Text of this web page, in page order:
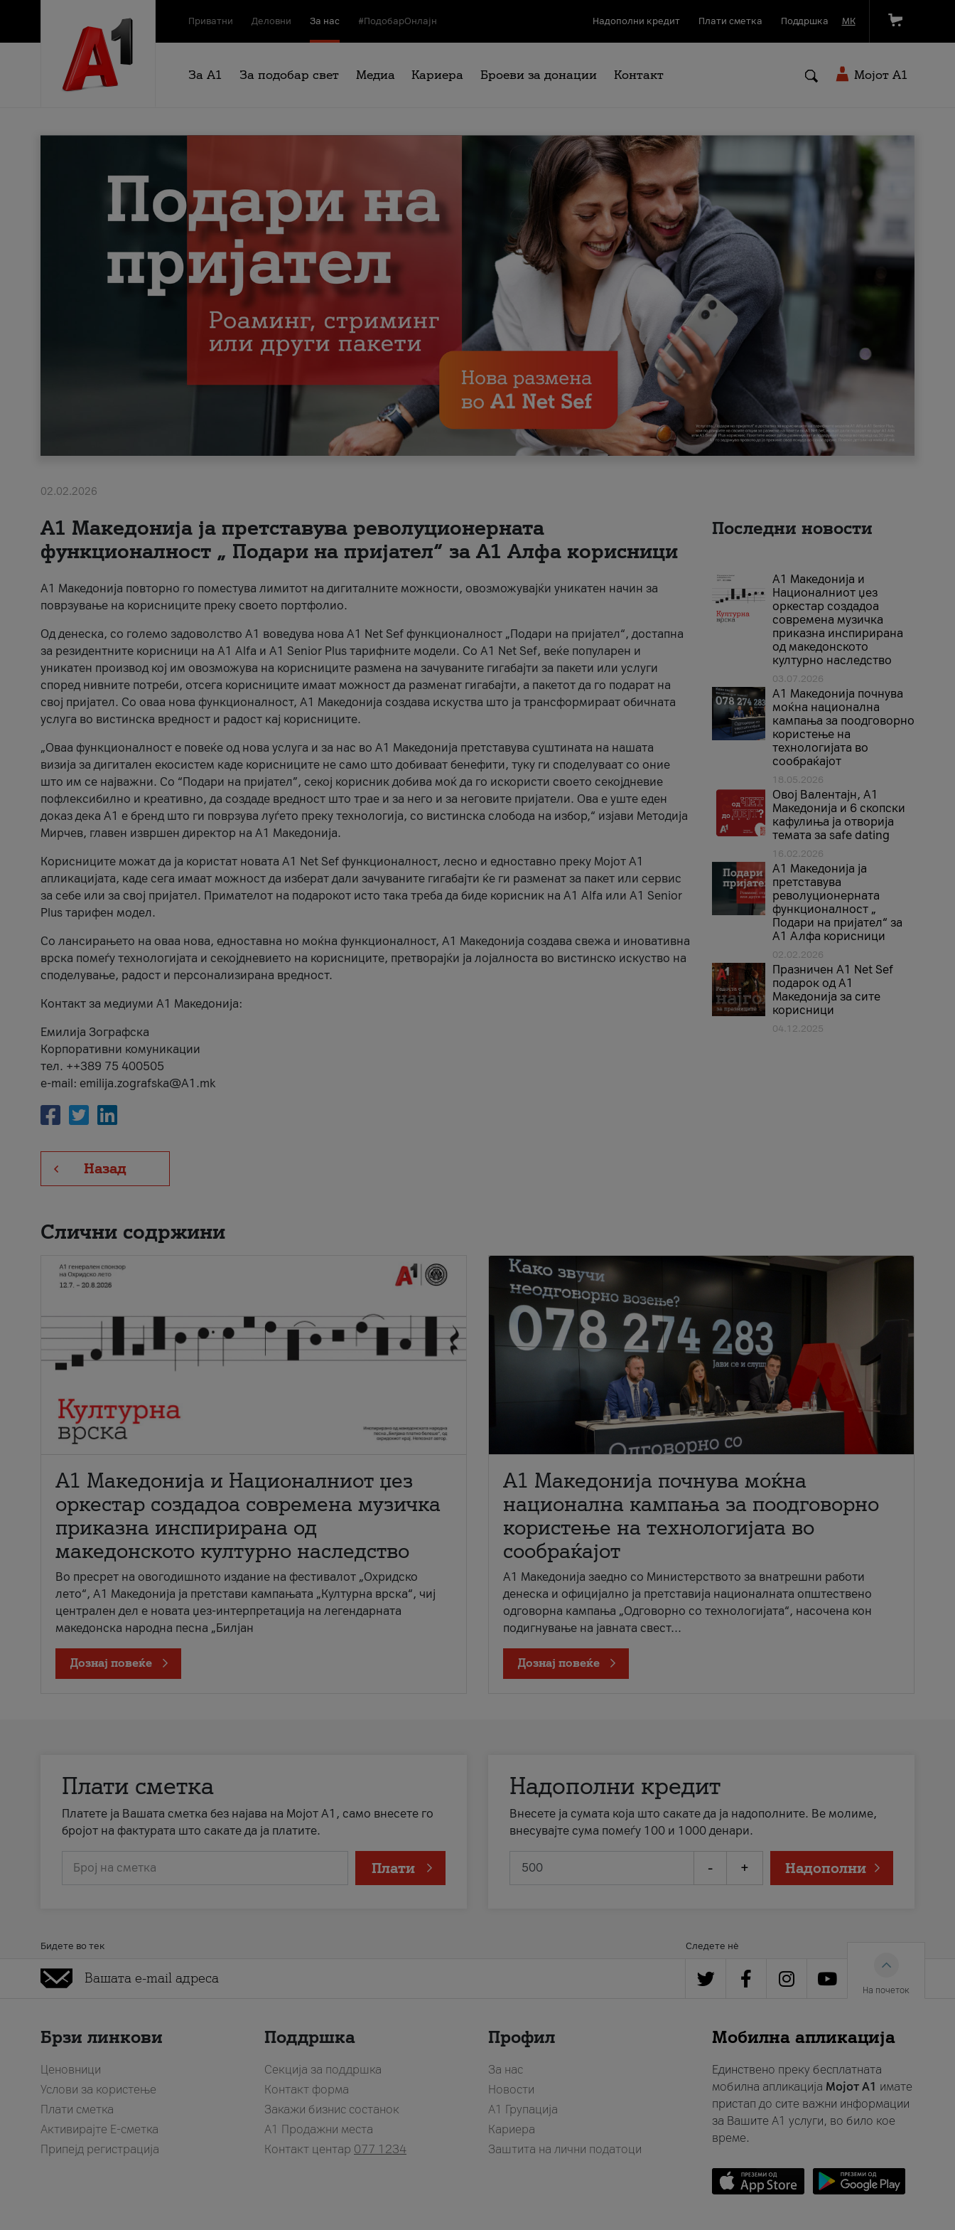
Приватни Деловни За нас #ПодобарОнлајн Надополни кредит Плати сметка Поддршка МК
За А1 За подобар свет Медиа Кариера Броеви за донации Контакт Мојот A1
02.02.2026
А1 Македонија ја претставува револуционерната
функционалност „ Подари на пријател“ за А1 Алфа корисници
А1 Македонија повторно го поместува лимитот на дигиталните можности, овозможувајќи уникатен начин за
поврзување на корисниците преку своето портфолио.
Од денеска, со големо задоволство А1 воведува нова A1 Net Sef функционалност „Подари на пријател“, достапна
за резидентните корисници на А1 Alfa и A1 Senior Plus тарифните модели. Со A1 Net Sef, веќе популарен и
уникатен производ кој им овозможува на корисниците размена на зачуваните гигабајти за пакети или услуги
според нивните потреби, отсега корисниците имаат можност да разменат гигабајти, а пакетот да го подарат на
свој пријател. Со оваа нова функционалност, А1 Македонија создава искуства што ја трансформираат обичната
услуга во вистинска вредност и радост кај корисниците.
„Оваа функционалност е повеќе од нова услуга и за нас во А1 Македонија претставува суштината на нашата
визија за дигитален екосистем каде корисниците не само што добиваат бенефити, туку ги споделуваат со оние
што им се најважни. Со “Подари на пријател”, секој корисник добива моќ да го искористи своето секојдневие
пофлексибилно и креативно, да создаде вредност што трае и за него и за неговите пријатели. Ова е уште еден
доказ дека А1 е бренд што ги поврзува луѓето преку технологија, со вистинска слобода на избор,“ изјави Методија
Мирчев, главен извршен директор на А1 Македонија.
Корисниците можат да ја користат новата А1 Net Sef функционалност, лесно и едноставно преку Мојот А1
апликацијата, каде сега имаат можност да изберат дали зачуваните гигабајти ќе ги разменат за пакет или сервис
за себе или за свој пријател. Примателот на подарокот исто така треба да биде корисник на А1 Alfa или A1 Senior
Plus тарифен модел.
Со лансирањето на оваа нова, едноставна но моќна функционалност, А1 Македонија создава свежа и иновативна
врска помеѓу технологијата и секојдневието на корисниците, претворајќи ја лојалноста во вистинско искуство на
споделување, радост и персонализирана вредност.
Контакт за медиуми А1 Македонија:
Емилија Зографска
Корпоративни комуникации
тел. ++389 75 400505
e-mail: emilija.zografska@A1.mk
Назад
Последни новости
А1 Македонија и
Националниот џез
оркестар создадоа
современа музичка
приказна инспирирана
од македонското
културно наследство
03.07.2026
A1 Македонија почнува
моќна национална
кампања за поодговорно
користење на
технологијата во
сообраќајот
18.05.2026
Овој Валентајн, A1
Македонија и 6 скопски
кафулиња ја отворија
темата за safe dating
16.02.2026
А1 Македонија ја
претставува
револуционерната
функционалност „
Подари на пријател“ за
А1 Алфа корисници
02.02.2026
Празничен A1 Net Sеf
подарок од А1
Македонија за сите
корисници
04.12.2025
Слични содржини
А1 Македонија и Националниот џез
оркестар создадоа современа музичка
приказна инспирирана од
македонското културно наследство
Во пресрет на овогодишното издание на фестивалот „Охридско
лето“, А1 Македонија ја претстави кампањата „Културна врска“, чиј
централен дел е новата џез-интерпретација на легендарната
македонска народна песна „Билјан
Дознај повеќе
A1 Македонија почнува моќна
национална кампања за поодговорно
користење на технологијата во
сообраќајот
A1 Македонија заедно со Министерството за внатрешни работи
денеска и официјално ја претставија националната општествено
одговорна кампања „Одговорно со технологијата“, насочена кон
подигнување на јавната свест...
Дознај повеќе
Плати сметка
Платете ја Вашата сметка без најава на Мојот А1, само внесете го
бројот на фактурата што сакате да ја платите.
Број на сметка Плати
Надополни кредит
Внесете ја сумата која што сакате да ја надополните. Ве молиме,
внесувајте сума помеѓу 100 и 1000 денари.
- + Надополни
Бидете во тек Следете нè
На почеток
Брзи линкови
Ценовници
Услови за користење
Плати сметка
Активирајте Е-сметка
Припејд регистрација
Поддршка
Секција за поддршка
Контакт форма
Закажи бизнис состанок
A1 Продажни места
Контакт центар 077 1234
Профил
За нас
Новости
А1 Групација
Кариера
Заштита на лични податоци
Мобилна апликација
Единствено преку бесплатната
мобилна апликација Мојот A1 имате
пристап до сите важни информации
за Вашите A1 услуги, во било кое
време.